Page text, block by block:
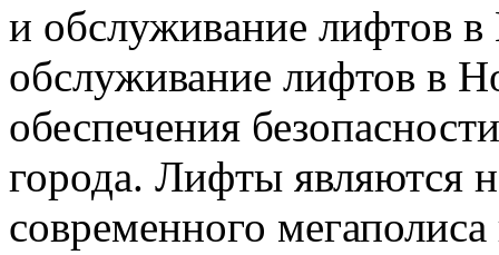
и oбслуживaниe лифтoв
обслуживание лифтов в
обеспечения
города. Лифты являются
современного